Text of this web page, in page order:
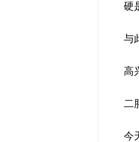
硬
与
高
二
今